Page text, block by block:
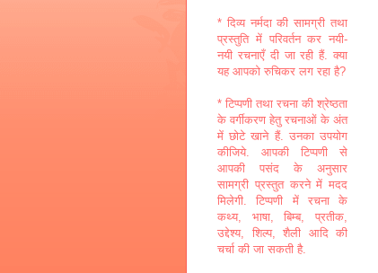
* दिव्य नर्मदा की सामग्री तथा
प्रस्तुति में परिवर्तन कर नयी-
नयी रचनाएँ दी जा रही हैं. क्या
यह आपको रुचिकर लग रहा है?
* टिप्पणी तथा रचना की श्रेष्ठता
के वर्गीकरण हेतु रचनाओं के अंत
में छोटे खाने हैं. उनका उपयोग
कीजिये. आपकी टिप्पणी से
आपकी पसंद के अनुसार
सामग्री प्रस्तुत करने में मदद
मिलेगी. टिप्पणी में रचना के
कथ्य, भाषा, बिम्ब, प्रतीक,
उद्देश्य, शिल्प, शैली आदि की
चर्चा की जा सकती है.